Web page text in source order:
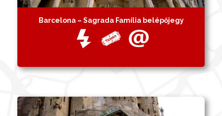
Barcelona – Sagrada Família belépőjegy